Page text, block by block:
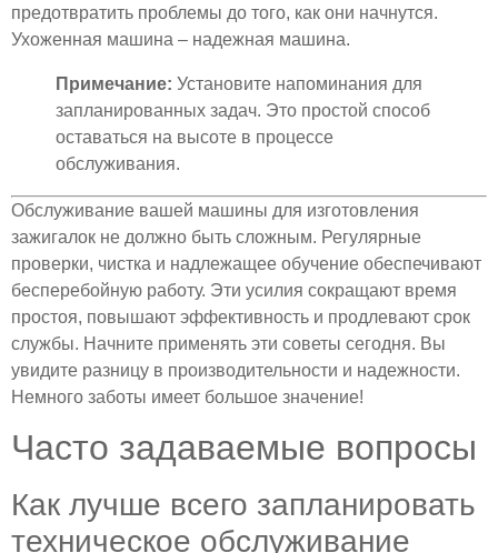
предотвратить проблемы до того, как они начнутся.
Ухоженная машина – надежная машина.
Примечание: Установите напоминания для
запланированных задач. Это простой способ
оставаться на высоте в процессе
обслуживания.
Обслуживание вашей машины для изготовления
зажигалок не должно быть сложным. Регулярные
проверки, чистка и надлежащее обучение обеспечивают
бесперебойную работу. Эти усилия сокращают время
простоя, повышают эффективность и продлевают срок
службы. Начните применять эти советы сегодня. Вы
увидите разницу в производительности и надежности.
Немного заботы имеет большое значение!
Часто задаваемые вопросы
Как лучше всего запланировать
техническое обслуживание